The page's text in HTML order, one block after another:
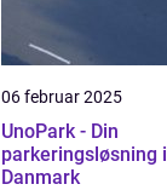
06 februar 2025
UnoPark - Din
parkeringsløsning i
Danmark